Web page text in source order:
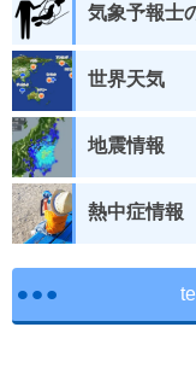
気象予報士
世界天気
地震情報
熱中症情報